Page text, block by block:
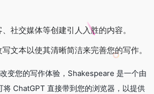
社交媒体等创建引人入胜的内容。
文本以使其清晰简洁来完善您的写作。
变您的写作体验，Shakespeare 是一个由
将 ChatGPT 直接带到您的浏览器，以提供